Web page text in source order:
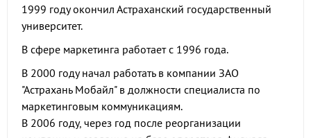
1999 году окончил Астраханский государственный
университет.
В сфере маркетинга работает с 1996 года.
В 2000 году начал работать в компании ЗАО
"Астрахань Мобайл" в должности специалиста по
маркетинговым коммуникациям.
В 2006 году, через год после реорганизации